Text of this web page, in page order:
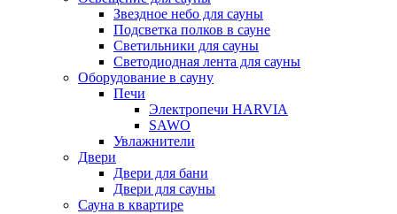
Звездное небо для сауны
Подсветка полков в сауне
Светильники для сауны
Светодиодная лента для сауны
Оборудование в сауну
Печи
Электропечи HARVIA
SAWO
Увлажнители
Двери
Двери для бани
Двери для сауны
Сауна в квартире